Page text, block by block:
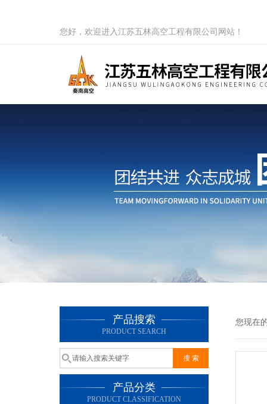
您好，欢迎进入江苏五林高空工程有限公司网站！
产品搜索
PRODUCT SEARCH
产品分类
PRODUCT CLASSIFICATION
您现在